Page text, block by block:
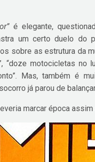
é elegante,
um certo duelo do
sobre as estrutura da
“doze motocicletas no
Mas, também é
já parou de
marcar época